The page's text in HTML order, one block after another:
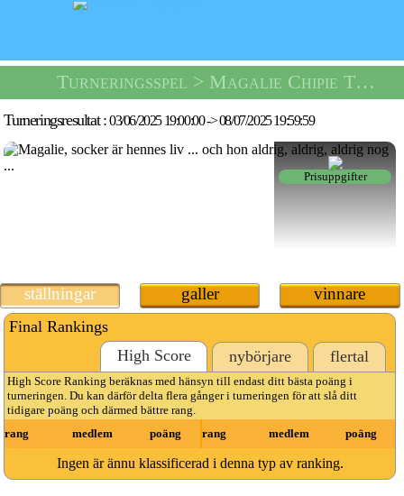
Turneringsspel > Magalie Chipie Turnering -
Turneringsresultat :03/06/2025 19:00:00->08/07/2025 19:59:59
Prisuppgifter
ställningar galler vinnare
Final Rankings
High Score
nybörjare flertal
High Score Ranking beräknas med hänsyn till endast ditt bästa poäng i
turneringen. Du kan därför delta flera gånger i turneringen för att slå ditt
tidigare poäng och därmed bättre rang.
rang
medlem poäng rang medlem poäng
Ingen är ännu klassificerad i denna typ av ranking.